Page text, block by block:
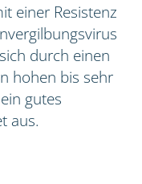
einer Resistenz
durch einen
hohen bis sehr
gutes
aus.